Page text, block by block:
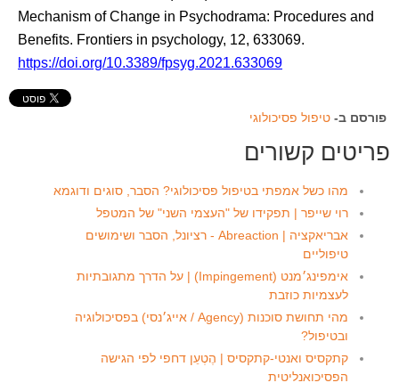
Mechanism of Change in Psychodrama: Procedures and
Benefits. Frontiers in psychology, 12, 633069.
https://doi.org/10.3389/fpsyg.2021.633069
פורסם ב- טיפול פסיכולוגי
פריטים קשורים
מהו כשל אמפתי בטיפול פסיכולוגי? הסבר, סוגים ודוגמא
רוי שייפר | תפקידו של "העצמי השני" של המטפל
אבריאקציה | Abreaction - רציונל, הסבר ושימושים
טיפוליים
אימפינג׳מנט (Impingement) | על הדרך מתגובתיות
לעצמיות כוזבת
מהי תחושת סוכנות (Agency / אייג׳נסי) בפסיכולוגיה
ובטיפול?
קתקסיס ואנטי-קתקסיס | הֶטְעֵן דחפי לפי הגישה
הפסיכואנליטית